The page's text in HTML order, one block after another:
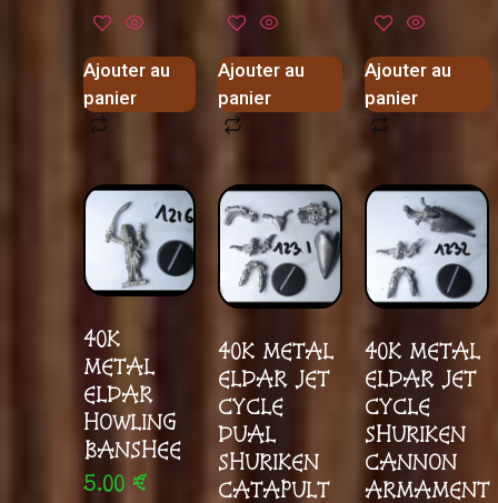
Ajouter au
panier
Ajouter au
panier
Ajouter au
panier
40K
METAL
ELDAR
HOWLING
BANSHEE
5.00 €
40K METAL
ELDAR JET
CYCLE
DUAL
SHURIKEN
CATAPULT
40K METAL
ELDAR JET
CYCLE
SHURIKEN
CANNON
ARMAMENT